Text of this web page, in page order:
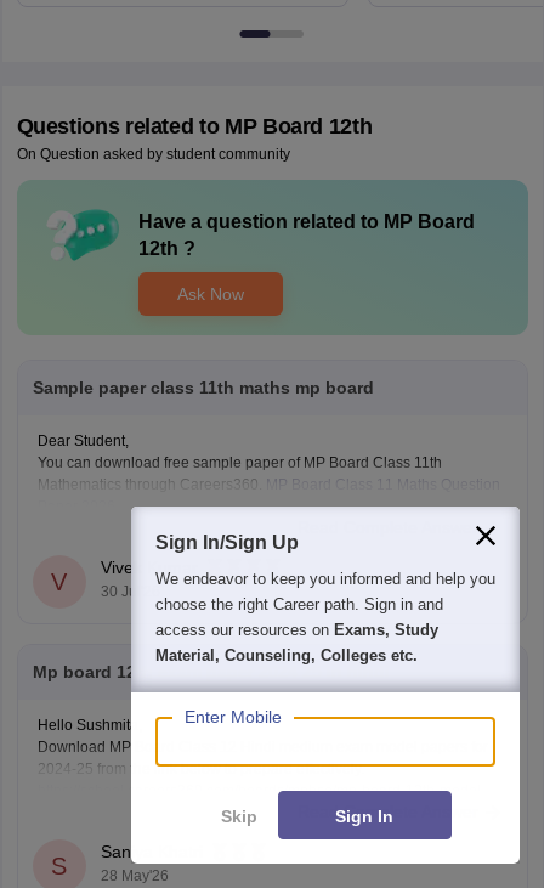
Questions related to MP Board 12th
On Question asked by student community
Have a question related to MP Board
12th ?
Ask Now
Sample paper class 11th maths mp board
Dear Student,
You can download free sample paper of MP Board Class 11th
Mathematics through Careers360.
MP Board Class 11 Maths Question
Read Complete Answer
V
Vivek Kumar
30 Jul'26
Mp board 12th exam paper 2024 25 in hindi
Hello Sushmita,
Download MP Board Class 12 Hindi medium exam model papers for
2024-25 from the link below to prepare effectively.
https://school.careers360.com/boards/mpbse/mp-board-12th-model-
Read Complete Answer
S
Saniya Khatri
28 May'26
Sign In/Sign Up
We endeavor to keep you informed and help you
choose the right Career path. Sign in and
access our resources on Exams, Study
Material, Counseling, Colleges etc.
Enter Mobile
Skip Sign In